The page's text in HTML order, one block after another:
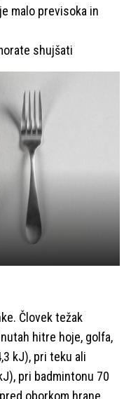
malo previsoka in
shujšati
Človek težak
hitre hoje, golfa,
kJ), pri teku ali
pri badmintonu 70
oborkom hrane